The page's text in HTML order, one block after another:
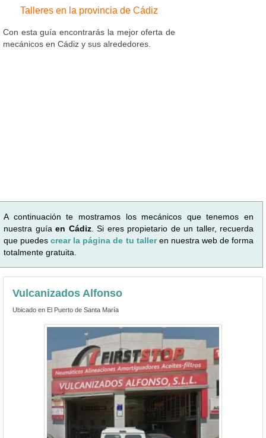
Talleres en la provincia de Cádiz
Con esta guía encontrarás la mejor oferta de
mecánicos en Cádiz y sus alrededores.
A continuación te mostramos los mecánicos que tenemos en
nuestra guía en Cádiz. Si eres propietario de un taller, recuerda
que puedescrear la página de tu talleren nuestra web de forma
totalmente gratuita.
Vulcanizados Alfonso
Ubicado en El Puerto de Santa María